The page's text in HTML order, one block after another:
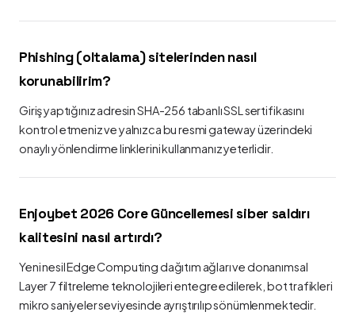
Phishing (oltalama) sitelerinden nasıl
korunabilirim?
Giriş yaptığınız adresin SHA-256 tabanlı SSL sertifikasını
kontrol etmeniz ve yalnızca bu resmi gateway üzerindeki
onaylı yönlendirme linklerini kullanmanız yeterlidir.
Enjoybet 2026 Core Güncellemesi siber saldırı
kalitesini nasıl artırdı?
Yeni nesil Edge Computing dağıtım ağları ve donanımsal
Layer 7 filtreleme teknolojileri entegre edilerek, bot trafikleri
mikro saniyeler seviyesinde ayrıştırılıp sönümlenmektedir.